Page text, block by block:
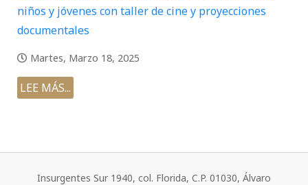
niños y jóvenes con taller de cine y proyecciones
documentales
Martes, Marzo 18, 2025
LEE MÁS...
Insurgentes Sur 1940, col. Florida, C.P. 01030, Álvaro